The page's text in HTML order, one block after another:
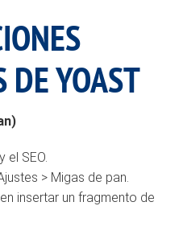
DE YOAST
SEO.
> Migas de pan.
insertar un fragmento de